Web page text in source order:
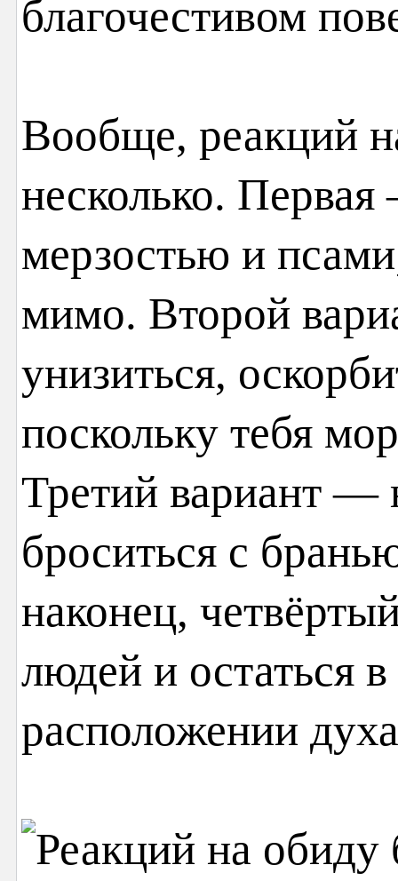
благочестивом
Вообще, реакций
несколько.
мерзостью и
мимо. Второй
унизиться,
поскольку тебя
Третий вариант —
броситься с
наконец,
людей и остаться
расположении